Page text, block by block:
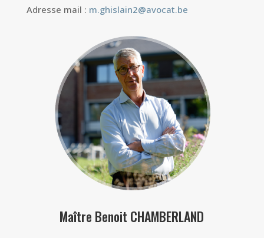
Adresse mail : m.ghislain2@avocat.be
Maître Benoit CHAMBERLAND